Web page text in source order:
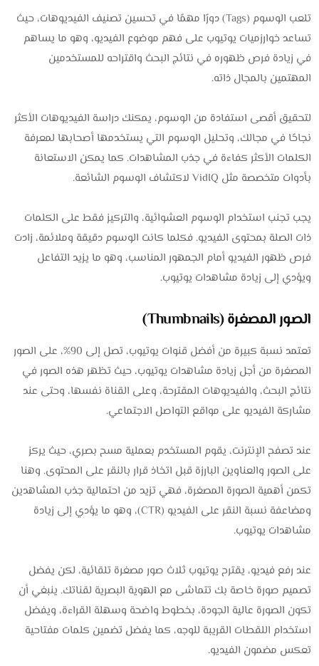
تلعب الوسوم (Tags) دورًا مهمًا في تحسين تصنيف الفيديوهات، حيث
تساعد خوارزميات يوتيوب على فهم موضوع الفيديو، وهو ما يساهم
في زيادة فرص ظهوره في نتائج البحث واقتراحه للمستخدمين
المهتمين بالمجال ذاته.
لتحقيق أقصى استفادة من الوسوم، يمكنك دراسة الفيديوهات الأكثر
نجاحًا في مجالك، وتحليل الوسوم التي يستخدمها أصحابها لمعرفة
الكلمات الأكثر كفاءة في جذب المشاهدات. كما يمكن الاستعانة
بأدوات متخصصة مثل VidIQ لاكتشاف الوسوم الشائعة.
يجب تجنب استخدام الوسوم العشوائية، والتركيز فقط على الكلمات
ذات الصلة بمحتوى الفيديو. فكلما كانت الوسوم دقيقة وملائمة، زادت
فرص ظهور الفيديو أمام الجمهور المناسب، وهو ما يزيد التفاعل
ويؤدي إلى زيادة مشاهدات يوتيوب.
الصور المصغرة (Thumbnails)
تعتمد نسبة كبيرة من أفضل قنوات يوتيوب، تصل إلى 90%، على الصور
المصغرة من أجل زيادة مشاهدات يوتيوب، حيث تظهر هذه الصور في
نتائج البحث، والفيديوهات المقترحة، وعلى القناة نفسها، وحتى عند
مشاركة الفيديو على مواقع التواصل الاجتماعي.
عند تصفح الإنترنت، يقوم المستخدم بعملية مسح بصري، حيث يركز
على الصور والعناوين البارزة قبل اتخاذ قرار بالنقر على المحتوى. وهنا
تكمن أهمية الصورة المصغرة، فهي تزيد من احتمالية جذب المشاهدين
ومضاعفة نسبة النقر على الفيديو (CTR)، وهو ما يؤدي إلى زيادة
مشاهدات يوتيوب.
عند رفع فيديو، يقترح يوتيوب ثلاث صور مصغرة تلقائية، لكن يفضل
تصميم صورة خاصة بك تتماشى مع الهوية البصرية لقناتك. ينبغي أن
تكون الصورة عالية الجودة، بخطوط واضحة وسهلة القراءة، ويفضل
استخدام اللقطات القريبة للوجه، كما يفضل تضمين كلمات مفتاحية
تعكس مضمون الفيديو.